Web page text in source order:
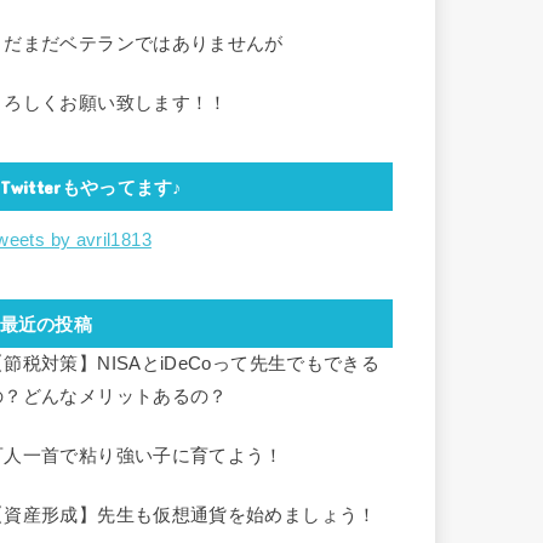
だまだベテランではありませんが
ろしくお願い致します！！
Twitterもやってます♪
by avril1813
最近の投稿
節税対策】NISAとiDeCoって先生でもできる
？どんなメリットあるの？
人一首で粘り強い子に育てよう！
資産形成】先生も仮想通貨を始めましょう！